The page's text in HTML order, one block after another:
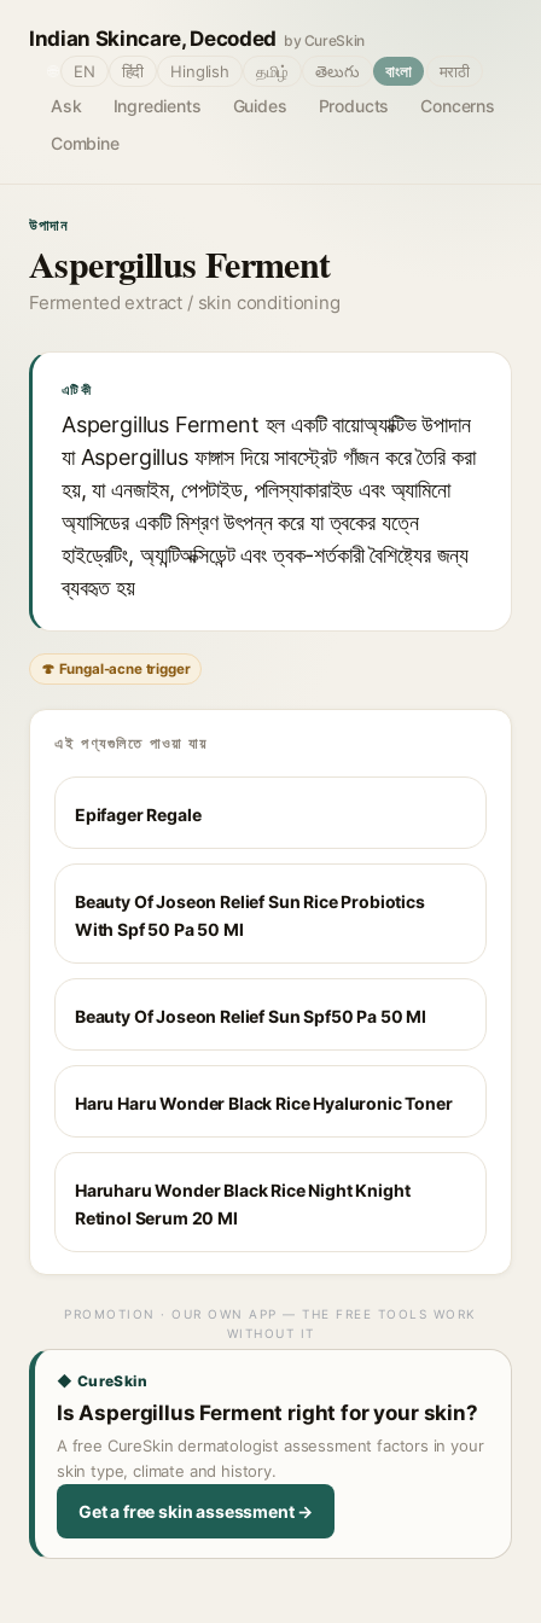
Indian Skincare, Decoded by CureSkin
Ask Ingredients Guides Products
Concerns
Combine
EN हिंदी Hinglish தமிழ் తెలుగు বাংলা मराठी
উপাদান
Aspergillus Ferment
Fermented extract / skin conditioning
এটি কী
Aspergillus Ferment হল একটি বায়োঅ্যাক্টিভ উপাদান
যা Aspergillus ফাঙ্গাস দিয়ে সাবস্ট্রেট গাঁজন করে তৈরি করা
হয়, যা এনজাইম, পেপটাইড, পলিস্যাকারাইড এবং অ্যামিনো
অ্যাসিডের একটি মিশ্রণ উৎপন্ন করে যা ত্বকের যত্নে
হাইড্রেটিং, অ্যান্টিঅক্সিডেন্ট এবং ত্বক-শর্তকারী বৈশিষ্ট্যের জন্য
ব্যবহৃত হয়
🍄 Fungal-acne trigger
এই পণ্যগুলিতে পাওয়া যায়
Epifager Regale
Beauty Of Joseon Relief Sun Rice Probiotics
With Spf 50 Pa 50 Ml
Beauty Of Joseon Relief Sun Spf50 Pa 50 Ml
Haru Haru Wonder Black Rice Hyaluronic Toner
Haruharu Wonder Black Rice Night Knight
Retinol Serum 20 Ml
PROMOTION · OUR OWN APP — THE FREE TOOLS WORK
WITHOUT IT
◆ CureSkin
Is Aspergillus Ferment right for your skin?
A free CureSkin dermatologist assessment factors in your
skin type, climate and history.
Get a free skin assessment →